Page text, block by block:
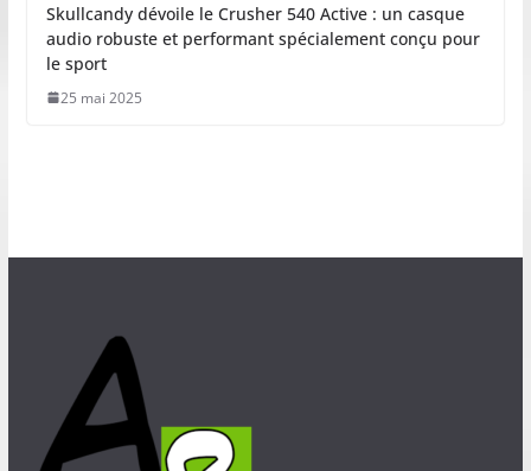
Skullcandy dévoile le Crusher 540 Active : un casque
audio robuste et performant spécialement conçu pour
le sport
25 mai 2025